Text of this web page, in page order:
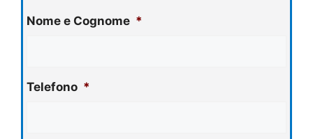
Nome e Cognome *
Telefono *